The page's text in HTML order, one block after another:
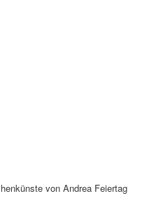
von Andrea Feiertag